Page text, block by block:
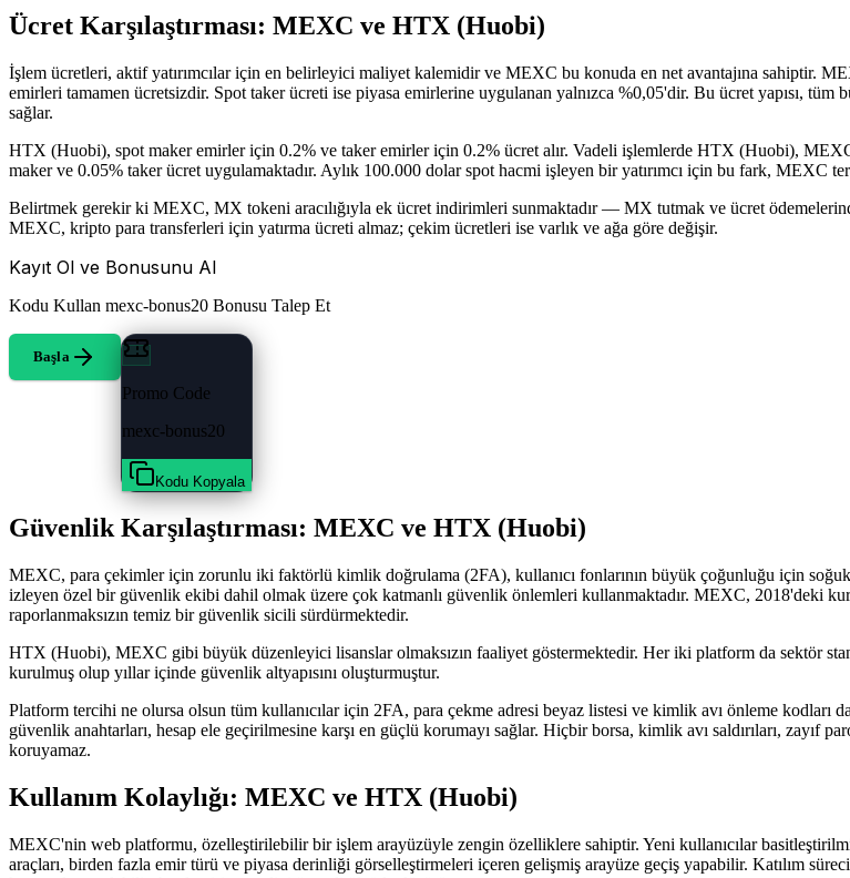
Ücret Karşılaştırması: MEXC ve HTX (Huobi)
İşlem ücretleri, aktif yatırımcılar için en belirleyici maliyet kalemidir ve MEXC bu konuda en net avantajına sahiptir.
emirleri tamamen ücretsizdir. Spot taker ücreti ise piyasa emirlerine uygulanan yalnızca %0,05'dir. Bu ücret yapısı,
sağlar.
HTX (Huobi), spot maker emirler için 0.2% ve taker emirler için 0.2% ücret alır. Vadeli işlemlerde HTX (Huobi),
maker ve 0.05% taker ücret uygulamaktadır. Aylık 100.000 dolar spot hacmi işleyen bir yatırımcı için bu fark, MEXC
Belirtmek gerekir ki MEXC, MX tokeni aracılığıyla ek ücret indirimleri sunmaktadır — MX tutmak ve ücret
MEXC, kripto para transferleri için yatırma ücreti almaz; çekim ücretleri ise varlık ve ağa göre değişir.
Kayıt Ol ve Bonusunu Al
Kodu Kullan mexc-bonus20 Bonusu Talep Et
Başla
Promo Code
mexc-bonus20
Kodu Kopyala
Güvenlik Karşılaştırması: MEXC ve HTX (Huobi)
MEXC, para çekimler için zorunlu iki faktörlü kimlik doğrulama (2FA), kullanıcı fonlarının büyük çoğunluğu için
izleyen özel bir güvenlik ekibi dahil olmak üzere çok katmanlı güvenlik önlemleri kullanmaktadır. MEXC, 2018'deki
raporlanmaksızın temiz bir güvenlik sicili sürdürmektedir.
HTX (Huobi), MEXC gibi büyük düzenleyici lisanslar olmaksızın faaliyet göstermektedir. Her iki platform da sektör
kurulmuş olup yıllar içinde güvenlik altyapısını oluşturmuştur.
Platform tercihi ne olursa olsun tüm kullanıcılar için 2FA, para çekme adresi beyaz listesi ve kimlik avı önleme
güvenlik anahtarları, hesap ele geçirilmesine karşı en güçlü korumayı sağlar. Hiçbir borsa, kimlik avı saldırıları, zayıf
koruyamaz.
Kullanım Kolaylığı: MEXC ve HTX (Huobi)
MEXC'nin web platformu, özelleştirilebilir bir işlem arayüzüyle zengin özelliklere sahiptir. Yeni kullanıcılar
araçları, birden fazla emir türü ve piyasa derinliği görselleştirmeleri içeren gelişmiş arayüze geçiş yapabilir. Katılım